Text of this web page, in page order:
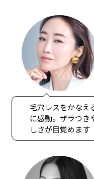
毛穴レスをかなえ
に感動。ザラつき
しさが目覚めます